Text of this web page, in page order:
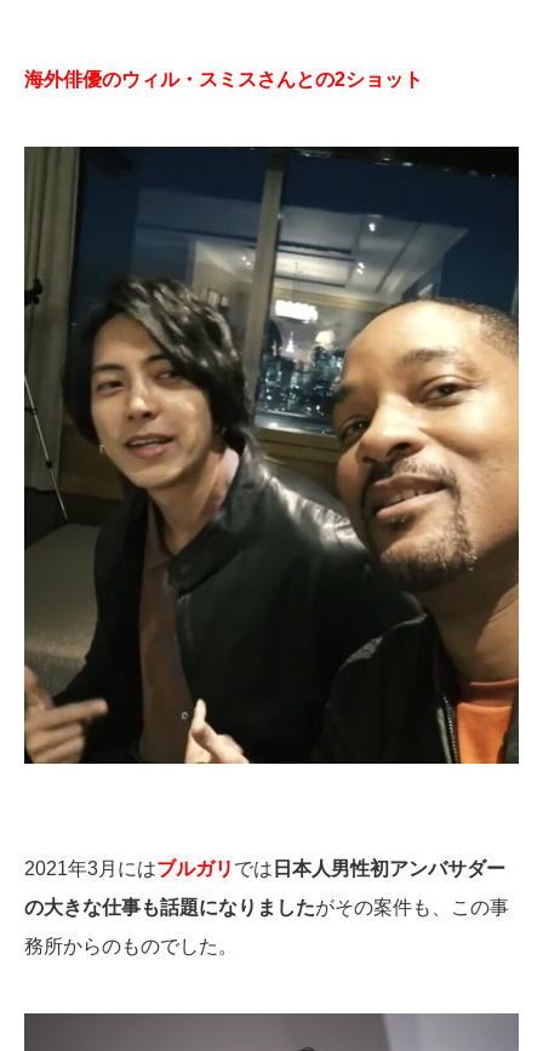
海外俳優のウィル・スミスさんとの2ショット
2021年3月にはブルガリ では 日本人男性初アンバサダー
の大きな仕事も話題になりましたがその案件も、この事
務所からのものでした。